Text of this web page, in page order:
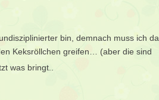
bin, demnach muss ich da
Keksröllchen greifen… (aber die sind
was bringt..